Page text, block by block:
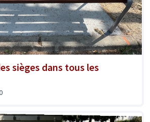
sièges dans tous les